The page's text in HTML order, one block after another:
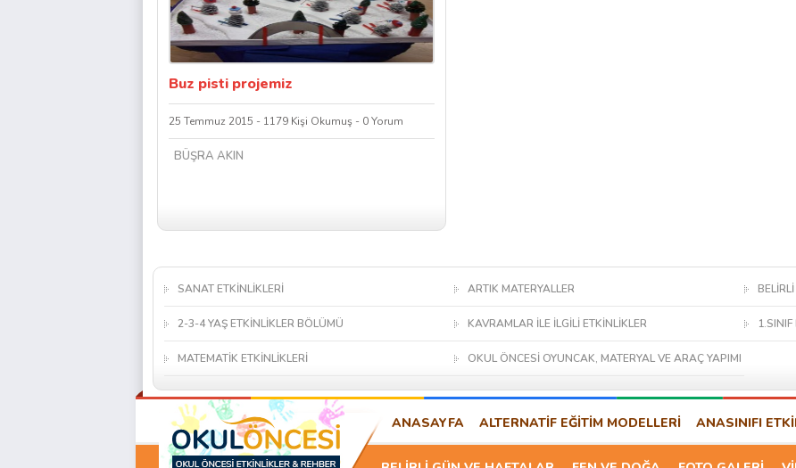
Buz pisti projemiz
25 Temmuz 2015 - 1179 Kişi Okumuş - 0 Yorum
BÜŞRA AKIN
SANAT ETKİNLİKLERİ ARTIK MATERYALLER
2-3-4 YAŞ ETKİNLİKLER BÖLÜMÜ KAVRAMLAR İLE İLGİLİ ETKİNLİKLER 1.SINIF
MATEMATİK ETKİNLİKLERİ OKUL ÖNCESİ OYUNCAK, MATERYAL VE ARAÇ YAPIMI
ANASAYFA ALTERNATİF EĞİTİM MODELLERİ ANASINIFI